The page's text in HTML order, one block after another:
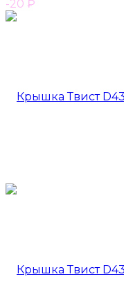
-20 ₽